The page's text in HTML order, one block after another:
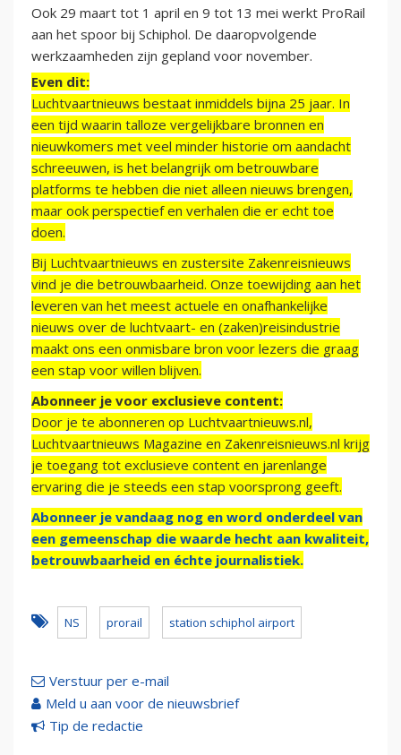
Ook 29 maart tot 1 april en 9 tot 13 mei werkt ProRail
aan het spoor bij Schiphol. De daaropvolgende
werkzaamheden zijn gepland voor november.
Even dit:
Luchtvaartnieuws bestaat inmiddels bijna 25 jaar. In
een tijd waarin talloze vergelijkbare bronnen en
nieuwkomers met veel minder historie om aandacht
schreeuwen, is het belangrijk om betrouwbare
platforms te hebben die niet alleen nieuws brengen,
maar ook perspectief en verhalen die er echt toe
doen.
Bij Luchtvaartnieuws en zustersite Zakenreisnieuws
vind je die betrouwbaarheid. Onze toewijding aan het
leveren van het meest actuele en onafhankelijke
nieuws over de luchtvaart- en (zaken)reisindustrie
maakt ons een onmisbare bron voor lezers die graag
een stap voor willen blijven.
Abonneer je voor exclusieve content:
Door je te abonneren op Luchtvaartnieuws.nl,
Luchtvaartnieuws Magazine en Zakenreisnieuws.nl krijg
je toegang tot exclusieve content en jarenlange
ervaring die je steeds een stap voorsprong geeft.
Abonneer je vandaag nog en word onderdeel van
een gemeenschap die waarde hecht aan kwaliteit,
betrouwbaarheid en échte journalistiek.
NS prorail station schiphol airport
Verstuur per e-mail
Meld u aan voor de nieuwsbrief
Tip de redactie